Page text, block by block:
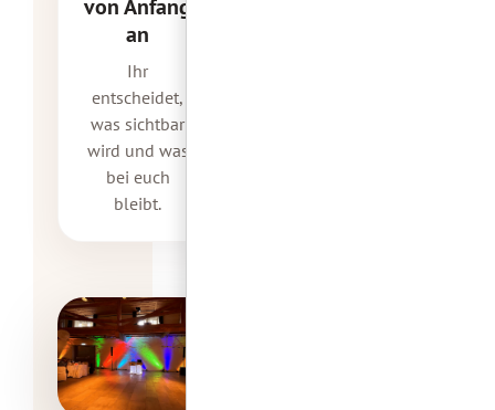
von Anfang
an
Ihr
entscheidet,
was sichtbar
wird und was
bei euch
bleibt.